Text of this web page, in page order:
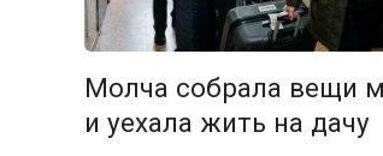
Молча собрала вещи
и уехала жить на дачу